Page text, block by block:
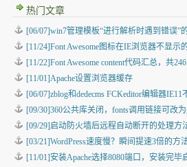
热门文章
[06/07]win7管理模板“进行解析时遇到错误”
[11/24]Font Awesome图标在IE浏览器不显示
[11/22]Font Awesome content代码汇总，共
[11/01]Apache设置浏览器缓存
[06/07]zblog和dedecms FCKeditor编辑器
[09/30]360公共库关闭，fonts调用链接可改为
[09/29]启动防火墙后远程自动断开的处理方
[03/21]WordPress速度慢？瞬间提速3倍的方
[11/01]安装Apache选择8080端口，安装完毕